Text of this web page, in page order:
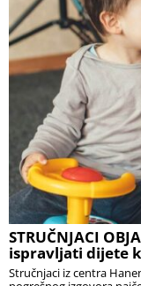
STRUČNJACI
ispravljati dijete
Stručnjaci iz centra